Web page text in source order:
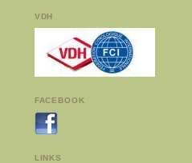
VDH
FACEBOOK
LINKS